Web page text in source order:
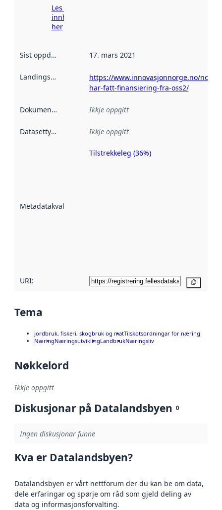
Les meir om
innhenting
her
Sist oppdatert 17. mars 2021
Landingsside
https://www.innovasjonnorge.no/no/
har-fatt-finansiering-fra-oss2/
Dokumentasjon Ikkje oppgitt
Datasettype Ikkje oppgitt
Metadatakvalitet
Metadatakvalitet
Tilstrekkeleg (36%)
URI:
Tema
Jordbruk, fiskeri, skogbruk og matTilskotsordningar for næring
NæringNæringsutviklingLandbrukNæringsliv
Nøkkelord
Ikkje oppgitt
Diskusjonar på Datalandsbyen 0
Ingen diskusjonar funne
Kva er Datalandsbyen?
Datalandsbyen er vårt nettforum der du kan be om data,
dele erfaringar og spørje om råd som gjeld deling av
data og informasjonsforvalting.